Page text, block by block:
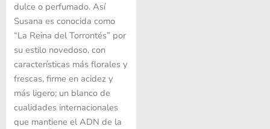
dulce o perfumado. Así
Susana es conocida como
“La Reina del Torrontés” por
su estilo novedoso, con
características más florales y
frescas, firme en acidez y
más ligero; un blanco de
cualidades internacionales
que mantiene el ADN de la